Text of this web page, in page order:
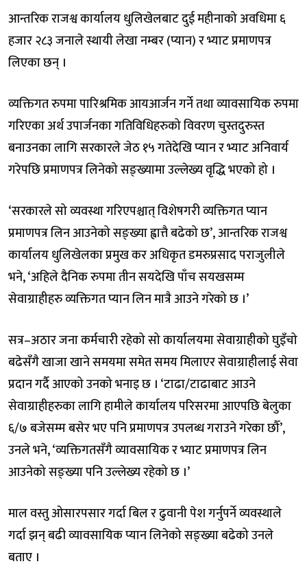
आन्तरिक राजश्व कार्यालय धुलिखेलबाट दुई महीनाको अवधिमा ६
हजार २८३ जनाले स्थायी लेखा नम्बर (प्यान) र भ्याट प्रमाणपत्र
लिएका छन् ।
व्यक्तिगत रुपमा पारिश्रमिक आयआर्जन गर्ने तथा व्यावसायिक रुपमा
गरिएका अर्थ उपार्जनका गतिविधिहरुको विवरण चुस्तदुरुस्त
बनाउनका लागि सरकारले जेठ १५ गतेदेखि प्यान र भ्याट अनिवार्य
गरेपछि प्रमाणपत्र लिनेको सङ्ख्यामा उल्लेख्य वृद्धि भएको हो ।
‘सरकारले सो व्यवस्था गरिएपश्चात् विशेषगरी व्यक्तिगत प्यान
प्रमाणपत्र लिन आउनेको सङ्ख्या ह्वात्तै बढेको छ’, आन्तरिक राजश्व
कार्यालय धुलिखेलका प्रमुख कर अधिकृत डमरुप्रसाद पराजुलीले
भने, ‘अहिले दैनिक रुपमा तीन सयदेखि पाँच सयखसम्म
सेवाग्राहीहरु व्यक्तिगत प्यान लिन मात्रै आउने गरेको छ ।’
सत्र–अठार जना कर्मचारी रहेको सो कार्यालयमा सेवाग्राहीको घुइँचो
बढेसँगै खाजा खाने समयमा समेत समय मिलाएर सेवाग्राहीलाई सेवा
प्रदान गर्दै आएको उनको भनाइ छ । ‘टाढा/टाढाबाट आउने
सेवाग्राहीहरुका लागि हामीले कार्यालय परिसरमा आएपछि बेलुका
६/७ बजेसम्म बसेर भए पनि प्रमाणपत्र उपलब्ध गराउने गरेका छौँ’,
उनले भने, ‘व्यक्तिगतसँगै व्यावसायिक र भ्याट प्रमाणपत्र लिन
आउनेको सङ्ख्या पनि उल्लेख्य रहेको छ ।’
माल वस्तु ओसारपसार गर्दा बिल र ढुवानी पेश गर्नुपर्ने व्यवस्थाले
गर्दा झन् बढी व्यावसायिक प्यान लिनेको सङ्ख्या बढेको उनले
बताए ।